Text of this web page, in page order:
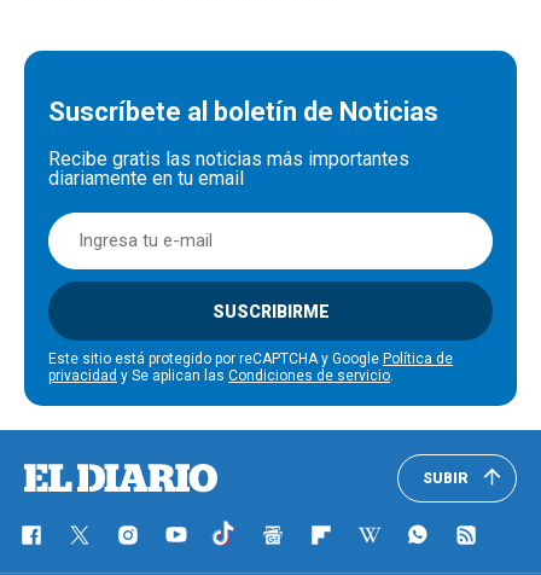
Suscríbete al boletín de Noticias
Recibe gratis las noticias más importantes
diariamente en tu email
SUSCRIBIRME
Este sitio está protegido por reCAPTCHA y Google Política de
privacidad y Se aplican las Condiciones de servicio
SUBIR